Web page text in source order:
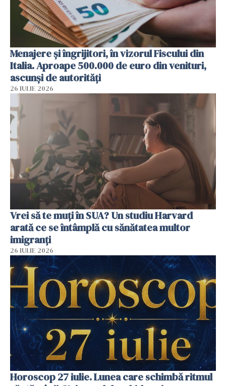
Menajere și îngrijitori, în vizorul Fiscului din
Italia. Aproape 500.000 de euro din venituri,
ascunși de autorități
26 IULIE 2026
Vrei să te muți în SUA? Un studiu Harvard
arată ce se întâmplă cu sănătatea multor
imigranți
26 IULIE 2026
Horoscop 27 iulie. Lunea care schimbă ritmul